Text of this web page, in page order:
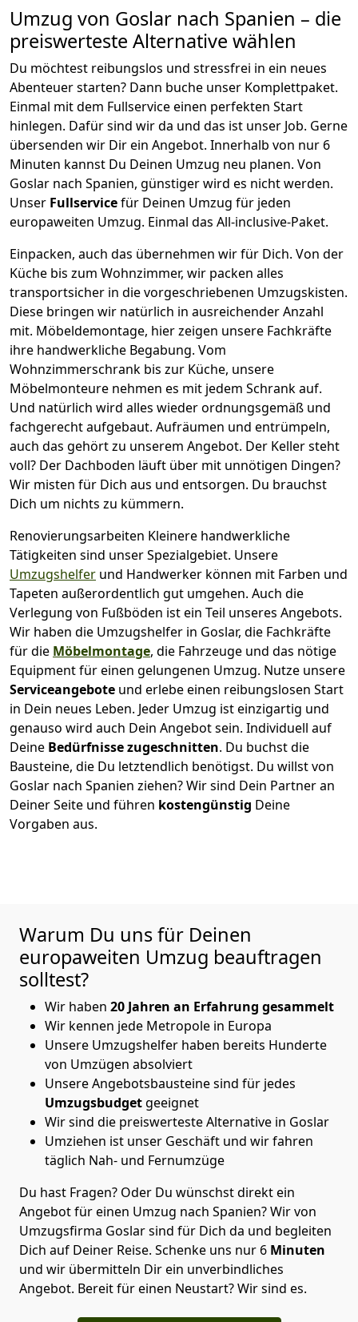
Umzug von Goslar nach Spanien – die
preiswerteste Alternative wählen
Du möchtest reibungslos und stressfrei in ein neues
Abenteuer starten? Dann buche unser Komplettpaket.
Einmal mit dem Fullservice einen perfekten Start
hinlegen. Dafür sind wir da und das ist unser Job. Gerne
übersenden wir Dir ein Angebot. Innerhalb von nur 6
Minuten kannst Du Deinen Umzug neu planen. Von
Goslar nach Spanien, günstiger wird es nicht werden.
Unser Fullservicefür Deinen Umzug für jeden
europaweiten Umzug. Einmal das All-inclusive-Paket.
Einpacken, auch das übernehmen wir für Dich. Von der
Küche bis zum Wohnzimmer, wir packen alles
transportsicher in die vorgeschriebenen Umzugskisten.
Diese bringen wir natürlich in ausreichender Anzahl
mit. Möbeldemontage, hier zeigen unsere Fachkräfte
ihre handwerkliche Begabung. Vom
Wohnzimmerschrank bis zur Küche, unsere
Möbelmonteure nehmen es mit jedem Schrank auf.
Und natürlich wird alles wieder ordnungsgemäß und
fachgerecht aufgebaut. Aufräumen und entrümpeln,
auch das gehört zu unserem Angebot. Der Keller steht
voll? Der Dachboden läuft über mit unnötigen Dingen?
Wir misten für Dich aus und entsorgen. Du brauchst
Dich um nichts zu kümmern.
Renovierungsarbeiten Kleinere handwerkliche
Tätigkeiten sind unser Spezialgebiet. Unsere
Umzugshelfer und Handwerker können mit Farben und
Tapeten außerordentlich gut umgehen. Auch die
Verlegung von Fußböden ist ein Teil unseres Angebots.
Wir haben die Umzugshelfer in Goslar, die Fachkräfte
für die Möbelmontage, die Fahrzeuge und das nötige
Equipment für einen gelungenen Umzug. Nutze unsere
Serviceangebote und erlebe einen reibungslosen Start
in Dein neues Leben. Jeder Umzug ist einzigartig und
genauso wird auch Dein Angebot sein. Individuell auf
Deine Bedürfnisse zugeschnitten. Du buchst die
Bausteine, die Du letztendlich benötigst. Du willst von
Goslar nach Spanien ziehen? Wir sind Dein Partner an
Deiner Seite und führen kostengünstig Deine
Vorgaben aus.
Warum Du uns für Deinen
europaweiten Umzug beauftragen
solltest?
Wir haben 20 Jahren an Erfahrung gesammelt
Wir kennen jede Metropole in Europa
Unsere Umzugshelfer haben bereits Hunderte
von Umzügen absolviert
Unsere Angebotsbausteine sind für jedes
Umzugsbudgetgeeignet
Wir sind die preiswerteste Alternative in Goslar
Umziehen ist unser Geschäft und wir fahren
täglich Nah- und Fernumzüge
Du hast Fragen? Oder Du wünschst direkt ein
Angebot für einen Umzug nach Spanien? Wir von
Umzugsfirma Goslarsind für Dich da und begleiten
Dich auf Deiner Reise. Schenke uns nur 6 Minuten
und wir übermitteln Dir ein unverbindliches
Angebot. Bereit für einen Neustart? Wir sind es.